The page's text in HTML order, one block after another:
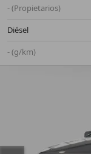
- (Propietarios)
Diésel
- (g/km)